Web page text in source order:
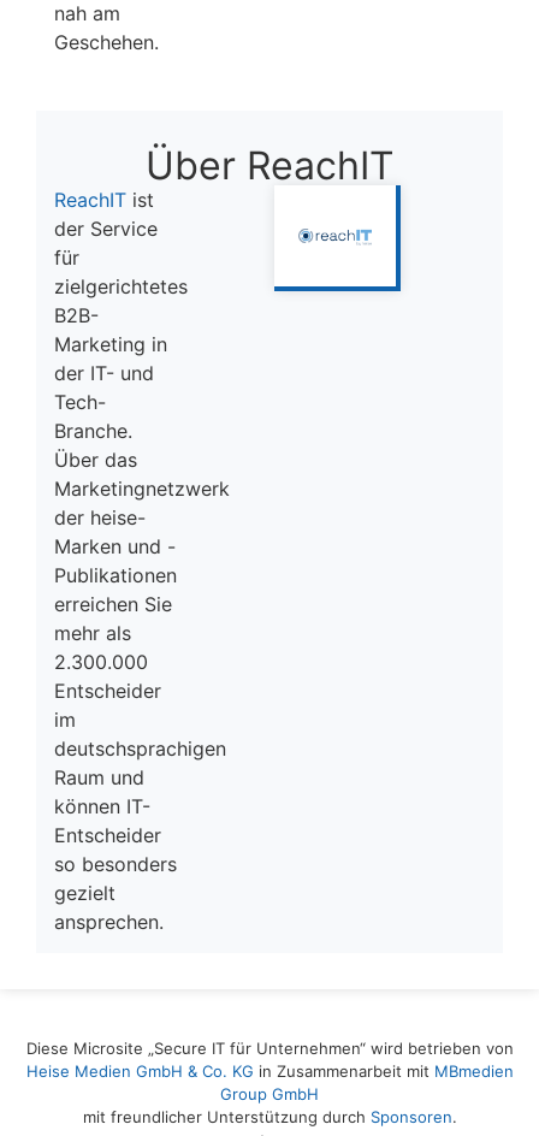
nah am
Geschehen.
Über ReachIT
ReachIT ist
der Service
für
zielgerichtetes
B2B-
Marketing in
der IT- und
Tech-
Branche.
Über das
Marketingnetzwerk
der heise-
Marken und -
Publikationen
erreichen Sie
mehr als
2.300.000
Entscheider
im
deutschsprachigen
Raum und
können IT-
Entscheider
so besonders
gezielt
ansprechen.
Diese Microsite „Secure IT für Unternehmen“ wird betrieben von
Heise Medien GmbH & Co. KG in Zusammenarbeit mit MBmedien
Group GmbH
mit freundlicher Unterstützung durch Sponsoren.